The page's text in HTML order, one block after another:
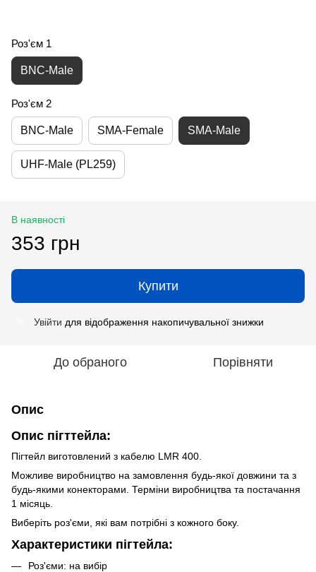
Роз'єм 1
BNC-Male
Роз'єм 2
BNC-Male SMA-Female SMA-Male
UHF-Male (PL259)
В наявності
353 грн
Купити
Увійти для відображення накопичувальної знижки
До обраного Порівняти
Опис
Опис пігттейла:
Пігтейл виготовлений з кабелю LMR 400.
Можливе виробництво на замовлення будь-якої довжини та з
будь-якими конекторами. Терміни виробництва та постачання
1 місяць.
Виберіть роз'єми, які вам потрібні з кожного боку.
Характеристики пігтейла:
Роз'єми: на вибір